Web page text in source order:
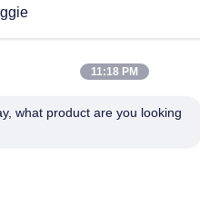
11:18 PM
what product are you looking